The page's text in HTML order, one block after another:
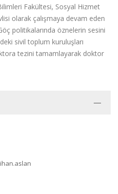
Fakültesi, Sosyal Hizmet
olarak çalışmaya devam eden
politikalarında öznelerin sesini
sivil toplum kuruluşları
tezini tamamlayarak doktor